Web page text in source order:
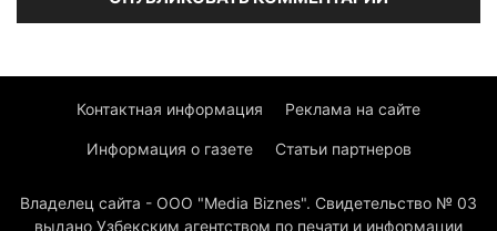
Контактная информация Реклама на сайте
Информация о газете Статьи партнеров
Владелец сайта - ООО "Media Biznes". Свидетельство № 03
выдано Узбекским агентством по печати и информации